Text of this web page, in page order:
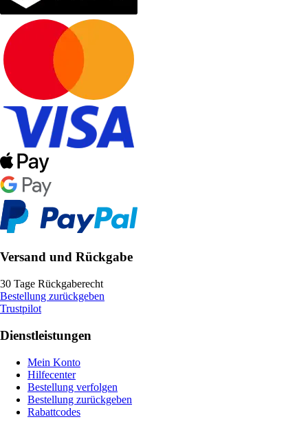
Versand und Rückgabe
30 Tage Rückgaberecht
Bestellung zurückgeben
Trustpilot
Dienstleistungen
Mein Konto
Hilfecenter
Bestellung verfolgen
Bestellung zurückgeben
Rabattcodes